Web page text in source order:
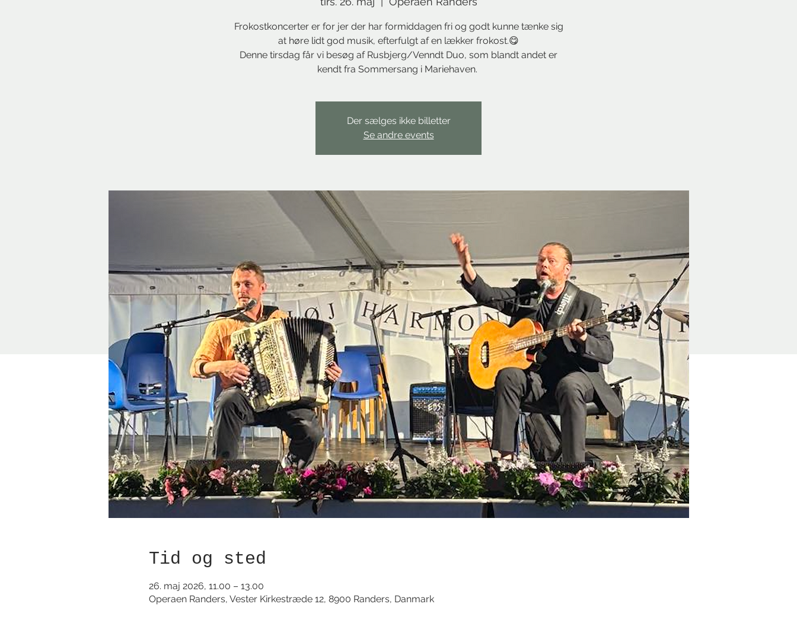
Frokostkoncerter er for jer der har formiddagen fri og godt kunne tænke sig
at høre lidt god musik, efterfulgt af en lækker frokost.😋
Denne tirsdag får vi besøg af Rusbjerg/Venndt Duo, som blandt andet er
kendt fra Sommersang i Mariehaven.
Der sælges ikke billetter
Se andre events
Tid og sted
26. maj 2026, 11.00 – 13.00
Operaen Randers, Vester Kirkestræde 12, 8900 Randers, Danmark